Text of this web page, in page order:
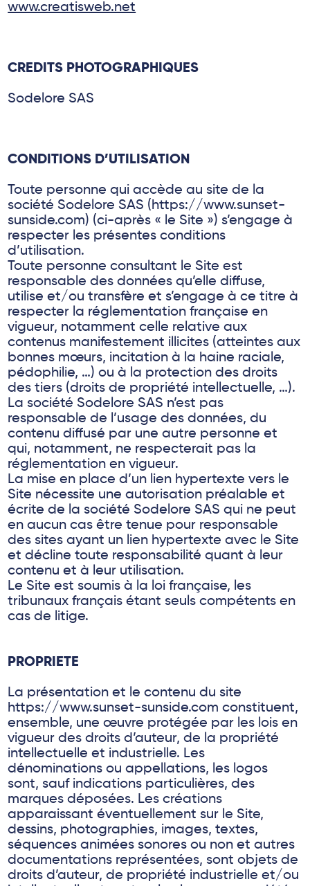
www.creatisweb.net
CREDITS PHOTOGRAPHIQUES
Sodelore SAS
CONDITIONS D’UTILISATION
Toute personne qui accède au site de la
société Sodelore SAS (https://www.sunset-
sunside.com) (ci-après « le Site ») s’engage à
respecter les présentes conditions
d’utilisation.
Toute personne consultant le Site est
responsable des données qu’elle diffuse,
utilise et/ou transfère et s’engage à ce titre à
respecter la réglementation française en
vigueur, notamment celle relative aux
contenus manifestement illicites (atteintes aux
bonnes mœurs, incitation à la haine raciale,
pédophilie, …) ou à la protection des droits
des tiers (droits de propriété intellectuelle, …).
La société Sodelore SAS n’est pas
responsable de l’usage des données, du
contenu diffusé par une autre personne et
qui, notamment, ne respecterait pas la
réglementation en vigueur.
La mise en place d’un lien hypertexte vers le
Site nécessite une autorisation préalable et
écrite de la société Sodelore SAS qui ne peut
en aucun cas être tenue pour responsable
des sites ayant un lien hypertexte avec le Site
et décline toute responsabilité quant à leur
contenu et à leur utilisation.
Le Site est soumis à la loi française, les
tribunaux français étant seuls compétents en
cas de litige.
PROPRIETE
La présentation et le contenu du site
https://www.sunset-sunside.com constituent,
ensemble, une œuvre protégée par les lois en
vigueur des droits d’auteur, de la propriété
intellectuelle et industrielle. Les
dénominations ou appellations, les logos
sont, sauf indications particulières, des
marques déposées. Les créations
apparaissant éventuellement sur le Site,
dessins, photographies, images, textes,
séquences animées sonores ou non et autres
documentations représentées, sont objets de
droits d’auteur, de propriété industrielle et/ou